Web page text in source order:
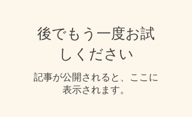
後でもう一度お試
しください
記事が公開されると、ここに
表示されます。